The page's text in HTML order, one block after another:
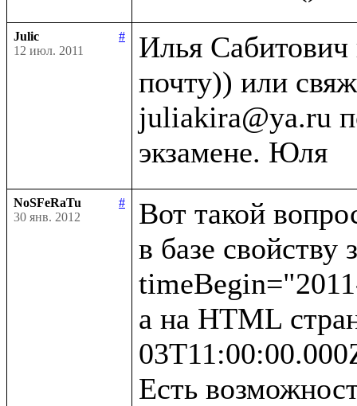
Julic
#
12 июл. 2011
Илья
почту)) или
juliakira@ya.ru
NoSFeRaTu
#
30 янв. 2012
Вот такой
в базе свойству
а на HTML
Есть